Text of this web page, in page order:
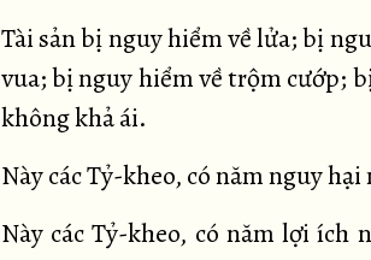
Tài sản bị nguy hiểm về lửa; bị
vua; bị nguy hiểm về trộm cướp;
không khả ái.
Này các Tỷ-kheo, có năm nguy
Này các Tỷ-kheo, có năm lợi ích